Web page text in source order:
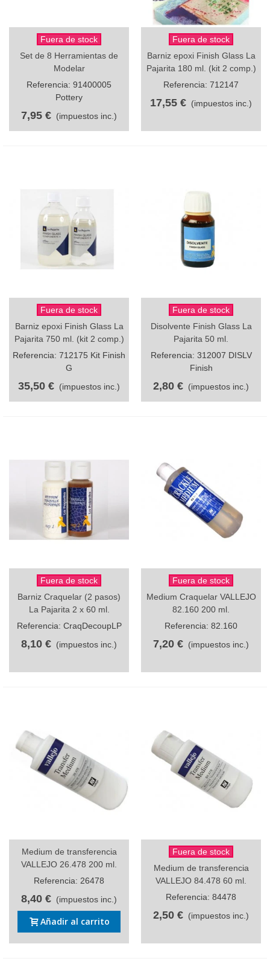
Fuera de stock
Set de 8 Herramientas de
Modelar
Referencia: 91400005
Pottery
7,95 € (impuestos inc.)
Fuera de stock
Barniz epoxi Finish Glass La
Pajarita 180 ml. (kit 2 comp.)
Referencia: 712147
17,55 € (impuestos inc.)
Fuera de stock
Barniz epoxi Finish Glass La
Pajarita 750 ml. (kit 2 comp.)
Referencia: 712175 Kit Finish
G
35,50 € (impuestos inc.)
Fuera de stock
Disolvente Finish Glass La
Pajarita 50 ml.
Referencia: 312007 DISLV
Finish
2,80 € (impuestos inc.)
Fuera de stock
Barniz Craquelar (2 pasos)
La Pajarita 2 x 60 ml.
Referencia: CraqDecoupLP
8,10 € (impuestos inc.)
Fuera de stock
Medium Craquelar VALLEJO
82.160 200 ml.
Referencia: 82.160
7,20 € (impuestos inc.)
Medium de transferencia
VALLEJO 26.478 200 ml.
Referencia: 26478
8,40 € (impuestos inc.)
Añadir al carrito
Fuera de stock
Medium de transferencia
VALLEJO 84.478 60 ml.
Referencia: 84478
2,50 € (impuestos inc.)